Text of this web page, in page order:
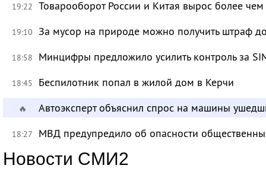
19:22 Товарооборот России и Китая вырос более чем
19:10 За мусор на природе можно получить штраф
18:58 Минцифры предложило усилить контроль за
18:45 Беспилотник попал в жилой дом в Керчи
🔥 Автоэксперт объяснил спрос на машины
18:27 МВД предупредило об опасности
Новости СМИ2